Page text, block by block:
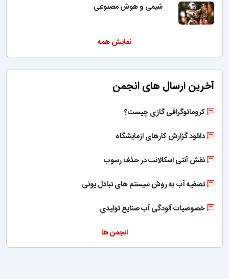
شیمی و هوش مصنوعی
نمایش همه
آخرین ارسال های انجمن
کروماتوگرافی گازی چیست؟
دانلود گزارش کارهای ازمایشگاه
نقش آنتی اسکالانت در حذف رسوب
تصفیه آب به روش سیستم های تبادل یونی
خصوصیات آلودگی آب صنایع تولیدی
انجمن ها